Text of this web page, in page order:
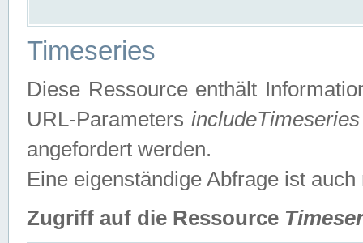
Timeseries
Diese Ressource enthält
URL-ParametersincludeTimeseries
angefordert werden.
Eine eigenständige Abfrage ist auch
Zugriff auf die Ressource